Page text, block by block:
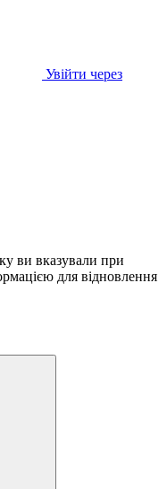
Увійти через
ви вказували при
для відновлення